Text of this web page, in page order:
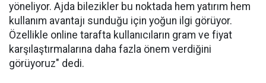
yöneliyor. Ajda bilezikler bu noktada hem yatırım hem
kullanım avantajı sunduğu için yoğun ilgi görüyor.
Özellikle online tarafta kullanıcıların gram ve fiyat
karşılaştırmalarına daha fazla önem verdiğini
görüyoruz" dedi.